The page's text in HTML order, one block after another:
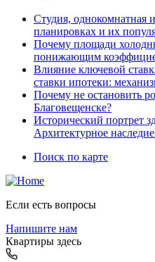
Студия, однокомнатная
планировках и их
Почему площади
понижающим
Влияние ключевой
ставки ипотеки:
Почему не остановить
Благовещенске?
Исторический портрет
Архитектурное
Поиск по карте
Если есть вопросы
Напишите нам
Квартиры здесь